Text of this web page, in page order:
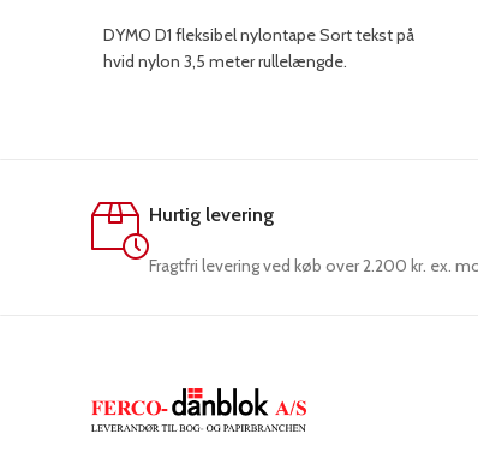
DYMO D1 fleksibel nylontape Sort tekst på
hvid nylon 3,5 meter rullelængde.
Hurtig levering
Fragtfri levering ved køb over 2.200 kr. ex.